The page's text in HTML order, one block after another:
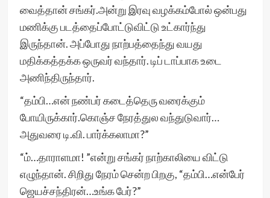
வைத்தான் சங்கர்.அன்று இரவு வழக்கம்போல் ஒன்பது
மணிக்கு படத்தைப்போட்டுவிட்டு உட்கார்ந்து
இருந்தான். அப்போது நாற்பத்தைந்து வயது
மதிக்கத்தக்க ஒருவர் வந்தார். டிப் டாப்பாக உடை
அணிந்திருந்தார்.
“தம்பி…என் நண்பர் கடைத்தெரு வரைக்கும்
போயிருக்கார்.கொஞ்ச நேரத்துல வந்துடுவார்…
அதுவரை டி.வி. பார்க்கலாமா?”
“ம்…தாராளமா! ”என்று சங்கர் நாற்காலியை விட்டு
எழுந்தான். சிறிது நேரம் சென்ற பிறகு, “தம்பி…என்பேர்
ஜெயச்சந்திரன்…உங்க பேர்?”